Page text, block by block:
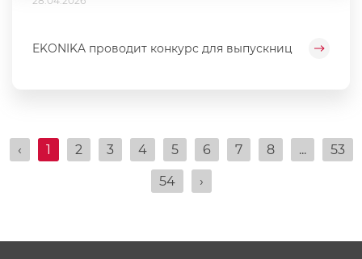
EKONIKA проводит конкурс для выпускниц
‹ 1 2 3 4 5 6 7 8 ... 53
54 ›